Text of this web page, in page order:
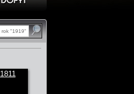
rok "1919"